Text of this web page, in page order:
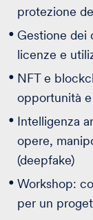
protezione
Gestione dei
licenze e
NFT e
opportunità
Intelligenza
opere,
(deepfake)
Workshop:
per un